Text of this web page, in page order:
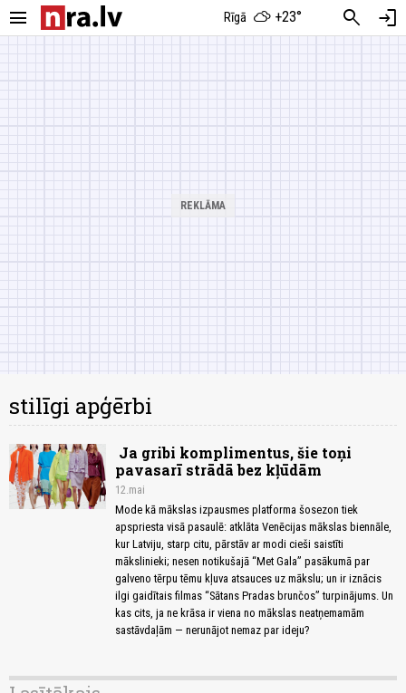
menu Rīgā +23° search login
stilīgi apģērbi
Ja gribi komplimentus, šie toņi
pavasarī strādā bez kļūdām
12.mai
Mode kā mākslas izpausmes platforma šosezon tiek
apspriesta visā pasaulē: atklāta Venēcijas mākslas biennāle,
kur Latviju, starp citu, pārstāv ar modi cieši saistīti
mākslinieki; nesen notikušajā “Met Gala” pasākumā par
galveno tērpu tēmu kļuva atsauces uz mākslu; un ir iznācis
ilgi gaidītais filmas “Sātans Pradas brunčos” turpinājums. Un
kas cits, ja ne krāsa ir viena no mākslas neatņemamām
sastāvdaļām — nerunājot nemaz par ideju?